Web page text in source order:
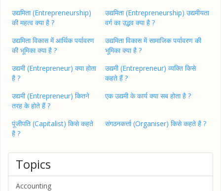
उद्यमिता (Entrepreneurship)
की महत्व क्या है ?
उद्यमिता (Entrepreneurship) उद्यमीयता
वर्ग का उद्भव क्या है ?
उद्यमिता विकास में आर्थिक पर्यावरण
की भूमिका क्या है ?
उद्यमिता विकास में सामाजिक पर्यावरण की
भूमिका क्या है ?
उद्यमी (Entrepreneur) क्या होता
है ?
उद्यमी (Entrepreneur) व्यक्ति किसे
कहते हैं ?
उद्यमी (Entrepreneur) कितने
तरह के होते हैं ?
एक उद्यमी के कार्य क्या सब होता है ?
पूंजीपति (Capitalist) किसे कहते
है ?
संगठनकर्त्ता (Organiser) किसे कहते है ?
Topics
Accounting